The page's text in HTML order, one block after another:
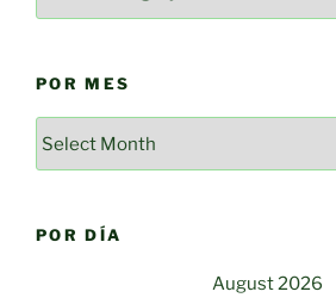
POR MES
mes
POR DÍA
August 2026